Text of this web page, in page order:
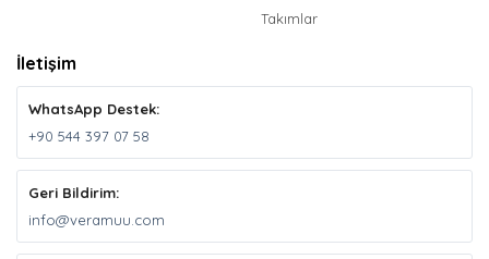
Takımlar
İletişim
WhatsApp Destek:
+90 544 397 07 58
Geri Bildirim:
info@veramuu.com